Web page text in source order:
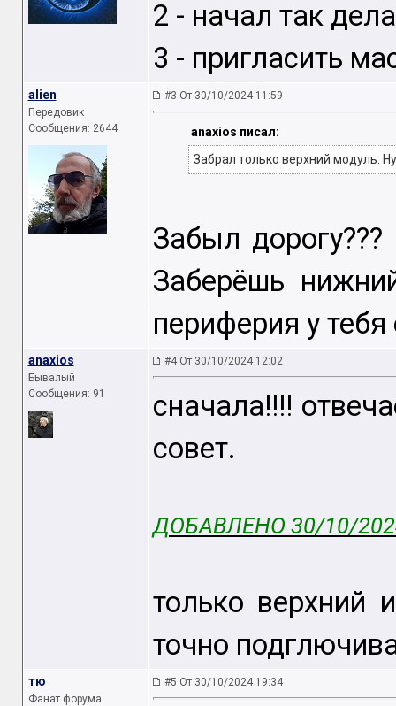
2 - начал так
3 - пригласить
аliеn
Передовик
Сообщения: 2644
#3 От 30/10/2024 11:59
anaxios писал:
Забрал только верхний модуль.
Забыл
Заберёшь
периферия у тебя
anaxios
Бывалый
Сообщения: 91
#4 От 30/10/2024 12:02
сначала!!!!
совет.
ДОБАВЛЕНО 30/10/
только верхний
точно
тю
Фанат форума
#5 От 30/10/2024 19:34